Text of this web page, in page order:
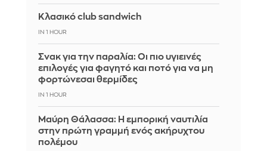
Κλασικό club sandwich
IN 1 HOUR
Σνακ για την παραλία: Οι πιο υγιεινές
επιλογές για φαγητό και ποτό για να μη
φορτώνεσαι θερμίδες
IN 1 HOUR
Μαύρη Θάλασσα: Η εμπορική ναυτιλία
στην πρώτη γραμμή ενός ακήρυχτου
πολέμου